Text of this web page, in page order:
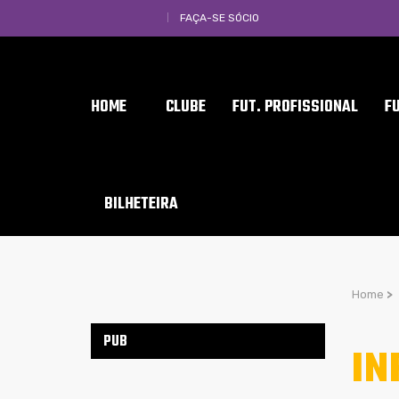
FAÇA-SE SÓCIO
HOME CLUBE FUT. PROFISSIONAL
BILHETEIRA
Home >
PUB